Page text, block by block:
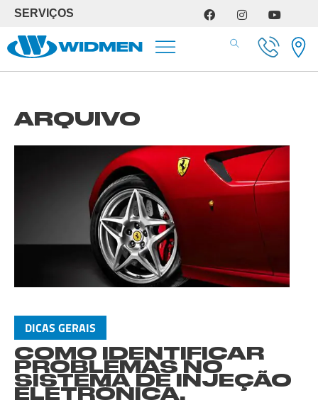
SERVIÇOS
ARQUIVO
DICAS GERAIS
COMO IDENTIFICAR
PROBLEMAS NO
SISTEMA DE INJEÇÃO
ELETRÔNICA.